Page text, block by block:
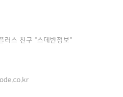
러스 친구 "스데반정보"